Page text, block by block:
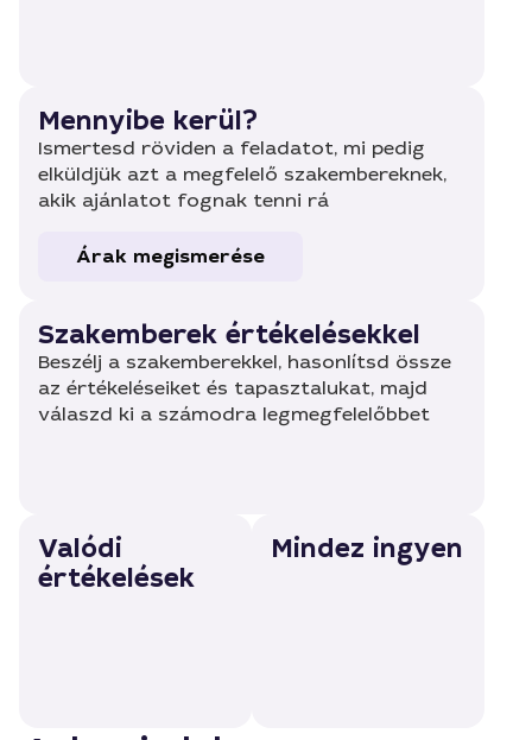
Mennyibe kerül?
Ismertesd röviden a feladatot, mi pedig
elküldjük azt a megfelelő szakembereknek,
akik ajánlatot fognak tenni rá
Árak megismerése
Szakemberek értékelésekkel
Beszélj a szakemberekkel, hasonlítsd össze
az értékeléseiket és tapasztalukat, majd
válaszd ki a számodra legmegfelelőbbet
Valódi
értékelések
Mindez ingyen